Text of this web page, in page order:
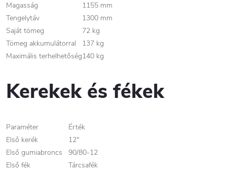
Magasság
1155 mm
Tengelytáv
1300 mm
Saját tömeg
72 kg
Tömeg akkumulátorral
137 kg
Maximális terhelhetőség140 kg
Kerekek és fékek
Paraméter
Érték
Első kerék
12"
Első gumiabroncs
90/80-12
Első fék
Tárcsafék